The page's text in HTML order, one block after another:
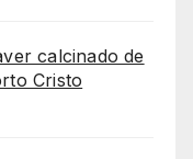
calcinado de
Cristo